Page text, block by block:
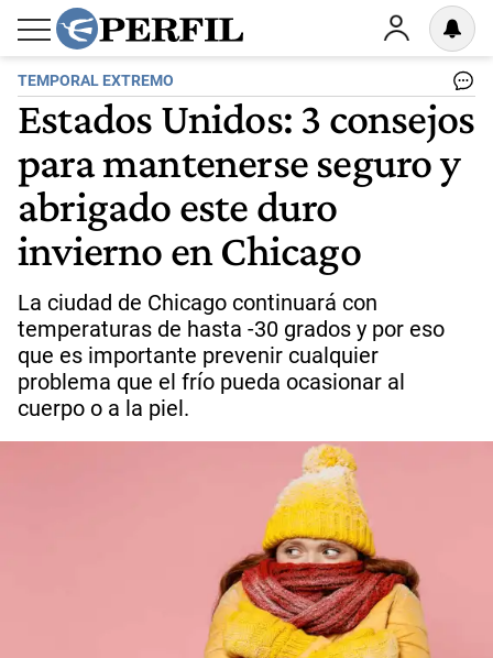
TEMPORAL EXTREMO
Estados Unidos: 3 consejos
para mantenerse seguro y
abrigado este duro
invierno en Chicago
La ciudad de Chicago continuará con
temperaturas de hasta -30 grados y por eso
que es importante prevenir cualquier
problema que el frío pueda ocasionar al
cuerpo o a la piel.